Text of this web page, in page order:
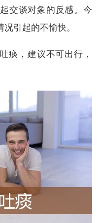
交谈对象的反感。今
引起的不愉快。
痰，建议不可出行，